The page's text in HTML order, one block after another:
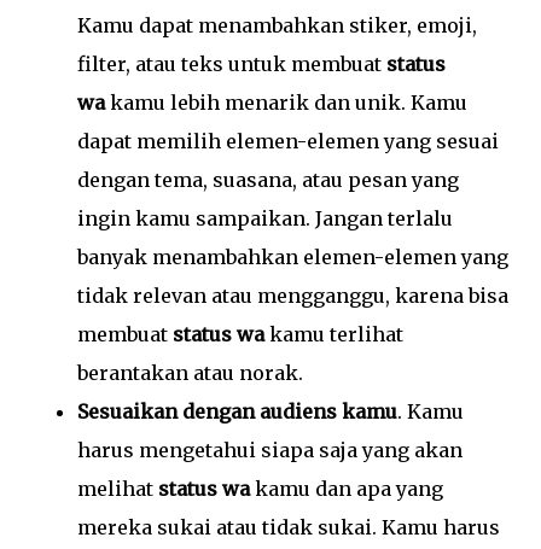
Kamu dapat menambahkan stiker, emoji,
filter, atau teks untuk membuat status
wakamu lebih menarik dan unik. Kamu
dapat memilih elemen-elemen yang sesuai
dengan tema, suasana, atau pesan yang
ingin kamu sampaikan. Jangan terlalu
banyak menambahkan elemen-elemen yang
tidak relevan atau mengganggu, karena bisa
membuat status wakamu terlihat
berantakan atau norak.
Sesuaikan dengan audiens kamu. Kamu
harus mengetahui siapa saja yang akan
melihat status wakamu dan apa yang
mereka sukai atau tidak sukai. Kamu harus